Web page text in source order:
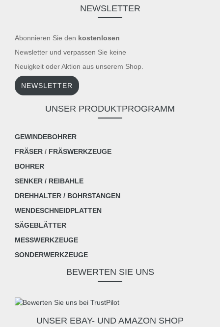
NEWSLETTER
Abonnieren Sie den kostenlosen
Newsletter und verpassen Sie keine
Neuigkeit oder Aktion aus unserem Shop.
NEWSLETTER
UNSER PRODUKTPROGRAMM
GEWINDEBOHRER
FRÄSER / FRÄSWERKZEUGE
BOHRER
SENKER / REIBAHLE
DREHHALTER / BOHRSTANGEN
WENDESCHNEIDPLATTEN
SÄGEBLÄTTER
MESSWERKZEUGE
SONDERWERKZEUGE
BEWERTEN SIE UNS
UNSER EBAY- UND AMAZON SHOP